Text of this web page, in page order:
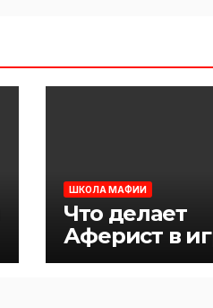
ШКОЛА МАФИИ
Что делает
Аферист в
Мафия